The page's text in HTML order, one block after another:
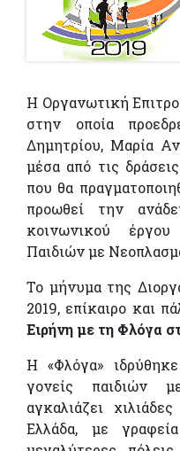
Η Οργανωτική
στην οποία
Δημητρίου, Μαρία
μέσα από τις
που θα
προωθεί την
κοινωνικού
Παιδιών με
Το μήνυμα της
2019, επίκαιρο και
Ειρήνη με τη Φλόγα
Η «Φλόγα»
γονείς παιδιών
αγκαλιάζει
Ελλάδα, με